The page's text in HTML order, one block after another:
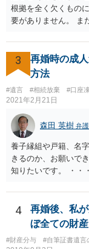
根拠を全く欠くもの
要がありません。 ま
ご回答にもあります
方に対して， ・相
と ・今後一切の連絡
ようであれば警察へ
書面を発送してもら
3
再婚時の成
方法
#遺言 #相続放棄 #口座
2021年2月21日
森田 英樹 弁
養子縁組や戸籍、名
きるのか、お願いで
知りたいです。 ・・
ています。 やはり、
の事だけ考えるべき
い解決案があればお
と親子関係を結びた
子縁組の必要があり
4
再婚後、私
ぼ全ての財
#財産分与 #自筆証書遺言